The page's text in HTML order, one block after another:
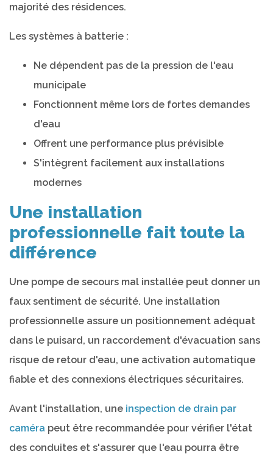
majorité des résidences.
Les systèmes à batterie :
Ne dépendent pas de la pression de l'eau
municipale
Fonctionnent même lors de fortes demandes
d'eau
Offrent une performance plus prévisible
S'intègrent facilement aux installations
modernes
Une installation
professionnelle fait toute la
différence
Une pompe de secours mal installée peut donner un
faux sentiment de sécurité. Une installation
professionnelle assure un positionnement adéquat
dans le puisard, un raccordement d'évacuation sans
risque de retour d'eau, une activation automatique
fiable et des connexions électriques sécuritaires.
Avant l'installation, une inspection de drain par
caméra peut être recommandée pour vérifier l'état
des conduites et s'assurer que l'eau pourra être